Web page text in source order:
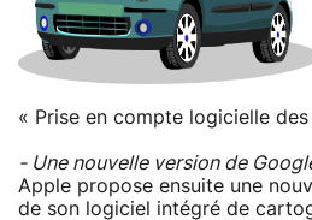
« Prise en compte logicielle
- Une nouvelle version de
Apple propose ensuite une
de son logiciel intégré de